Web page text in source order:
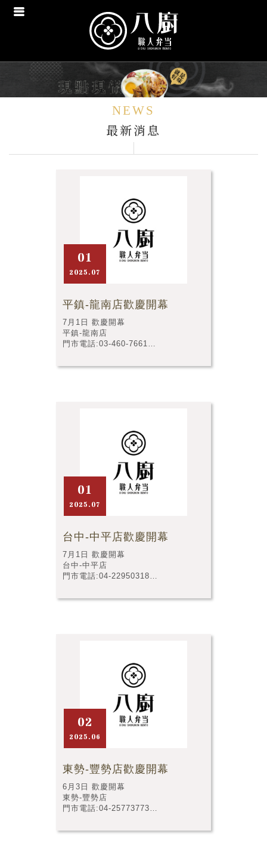
NEWS
最新消息
01
2025.07
平鎮-龍南店歡慶開幕
7月1日 歡慶開幕
平鎮-龍南店
門市電話:03-460-7661
01
2025.07
台中-中平店歡慶開幕
7月1日 歡慶開幕
台中-中平店
門市電話:04-22950318
02
2025.06
東勢-豐勢店歡慶開幕
6月3日 歡慶開幕
東勢-豐勢店
門市電話:04-25773773